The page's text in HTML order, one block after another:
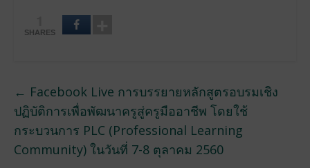
SHARES
← Facebook Live การบรรยายหลักสูตรอบรมเชิง
ปฏิบัติการเพื่อพัฒนาครูสู่ครูมืออาชีพ โดยใช้
กระบวนการ PLC (Professional Learning
Community) ในวันที่ 7-8 ตุลาคม 2560